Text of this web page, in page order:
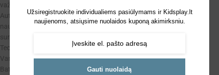
važiuoti.
Automobilis skirtas vaikams nuo 3 metų, tačiau jūsų priežiūroje jį gali
naudoti ir jaunesni vaikai. Baterijinis automobilis turi CE sertifikatą, o
surinkimas itin paprastas ir užtrunka tik apie 30 minučių.
Techniniai duomenys:
Variklis: 2x45W
Baterija: 1x12V4,5Ah
Užsiregistruokite individualiems pasiūlymams ir Kidsplay.lt
naujienoms, atsiųsime nuolaidos kuponą akimirksniu.
Gauti nuolaidą